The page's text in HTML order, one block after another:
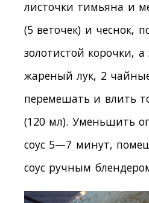
листочки тимьяна и
(5 веточек) и чеснок,
золотистой корочки,
жареный лук, 2
перемешать и влить
(120 мл). Уменьшить
соус 5—7 минут,
соус ручным